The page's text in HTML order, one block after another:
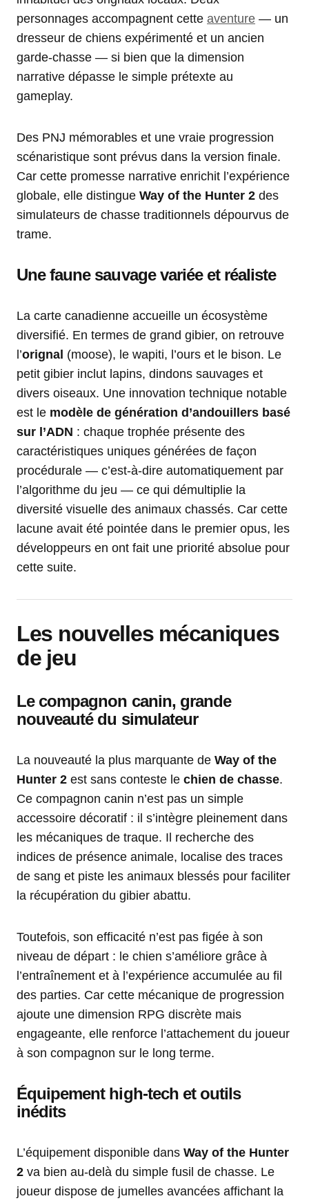
personnages accompagnent cette aventure — un
dresseur de chiens expérimenté et un ancien
garde-chasse — si bien que la dimension
narrative dépasse le simple prétexte au
gameplay.
Des PNJ mémorables et une vraie progression
scénaristique sont prévus dans la version finale.
Car cette promesse narrative enrichit l’expérience
globale, elle distingue Way of the Hunter 2 des
simulateurs de chasse traditionnels dépourvus de
trame.
Une faune sauvage variée et réaliste
La carte canadienne accueille un écosystème
diversifié. En termes de grand gibier, on retrouve
l’orignal (moose), le wapiti, l’ours et le bison. Le
petit gibier inclut lapins, dindons sauvages et
divers oiseaux. Une innovation technique notable
est le modèle de génération d’andouillers basé
sur l’ADN : chaque trophée présente des
caractéristiques uniques générées de façon
procédurale — c’est-à-dire automatiquement par
l’algorithme du jeu — ce qui démultiplie la
diversité visuelle des animaux chassés. Car cette
lacune avait été pointée dans le premier opus, les
développeurs en ont fait une priorité absolue pour
cette suite.
Les nouvelles mécaniques
de jeu
Le compagnon canin, grande
nouveauté du simulateur
La nouveauté la plus marquante de Way of the
Hunter 2 est sans conteste le chien de chasse.
Ce compagnon canin n’est pas un simple
accessoire décoratif : il s’intègre pleinement dans
les mécaniques de traque. Il recherche des
indices de présence animale, localise des traces
de sang et piste les animaux blessés pour faciliter
la récupération du gibier abattu.
Toutefois, son efficacité n’est pas figée à son
niveau de départ : le chien s’améliore grâce à
l’entraînement et à l’expérience accumulée au fil
des parties. Car cette mécanique de progression
ajoute une dimension RPG discrète mais
engageante, elle renforce l’attachement du joueur
à son compagnon sur le long terme.
Équipement high-tech et outils
inédits
L’équipement disponible dans Way of the Hunter
2 va bien au-delà du simple fusil de chasse. Le
joueur dispose de jumelles avancées affichant la